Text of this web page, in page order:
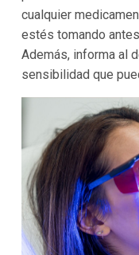
cualquier
estés tomando
Además, informa al
sensibilidad que